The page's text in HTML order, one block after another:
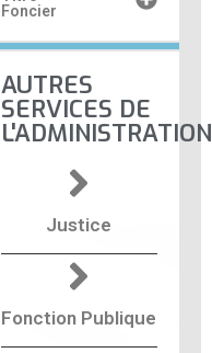
Foncier
AUTRES
SERVICES DE
L'ADMINISTRATION
Justice
Fonction Publique